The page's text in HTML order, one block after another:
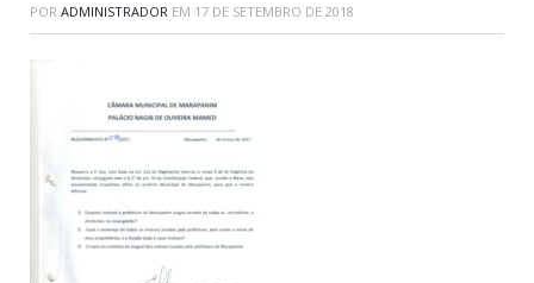
POR ADMINISTRADOR EM 17 DE SETEMBRO DE 2018